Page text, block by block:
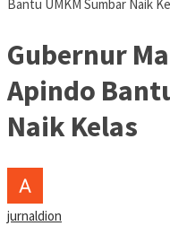
Bantu UMKM Sumbar Naik
Gubernur
Apindo
Naik Kelas
jurnaldion